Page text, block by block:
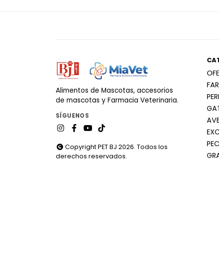
Alimentos de Mascotas, accesorios
de mascotas y Farmacia Veterinaria.
SÍGUENOS
Copyright PET BJ 2026. Todos los
derechos reservados.